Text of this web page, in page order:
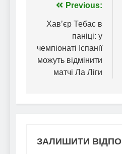
Навігація
записів
Previous:
Хав’єр Тебас в
паніці: у
чемпіонаті Іспанії
можуть відмінити
матчі Ла Ліги
ЗАЛИШИТИ